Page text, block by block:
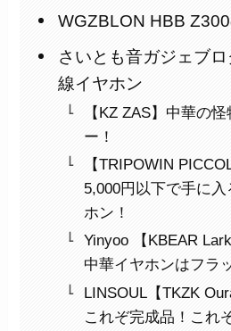
WGZBLON HBB
さいとも音ガジェブ
線イヤホン
【KZ ZAS】中華の
ー！
【TRIPOWIN
5,000円以下で手に
ホン！
Yinyoo 【KBEAR
中華イヤホンはフラ
LINSOUL【TKZK
これぞ完成品！これ